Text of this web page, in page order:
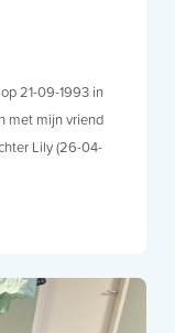
21-09-1993 in
met mijn vriend
Lily (26-04-